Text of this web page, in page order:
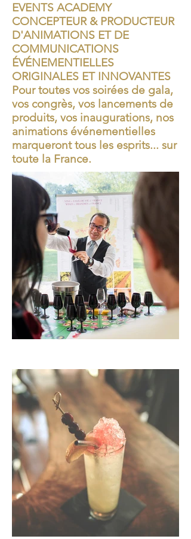
EVENTS ACADEMY
CONCEPTEUR & PRODUCTEUR
D'ANIMATIONS ET DE
COMMUNICATIONS
ÉVÉNEMENTIELLES
ORIGINALES ET INNOVANTES
Pour toutes vos soirées de gala,
vos congrès, vos lancements de
produits, vos inaugurations, nos
animations événementielles
marqueront tous les esprits... sur
toute la France.